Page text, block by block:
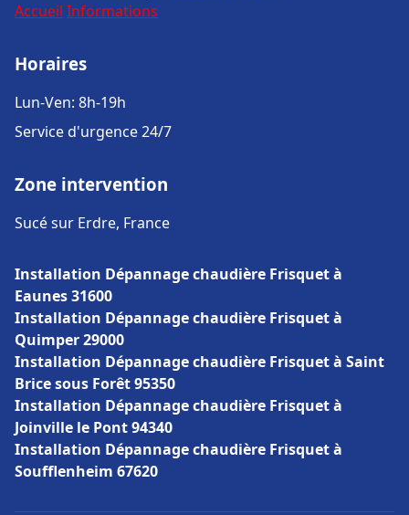
Accueil Informations
Horaires
Lun-Ven: 8h-19h
Service d'urgence 24/7
Zone intervention
Sucé sur Erdre, France
Installation Dépannage chaudière Frisquet à
Eaunes 31600
Installation Dépannage chaudière Frisquet à
Quimper 29000
Installation Dépannage chaudière Frisquet à Saint
Brice sous Forêt 95350
Installation Dépannage chaudière Frisquet à
Joinville le Pont 94340
Installation Dépannage chaudière Frisquet à
Soufflenheim 67620